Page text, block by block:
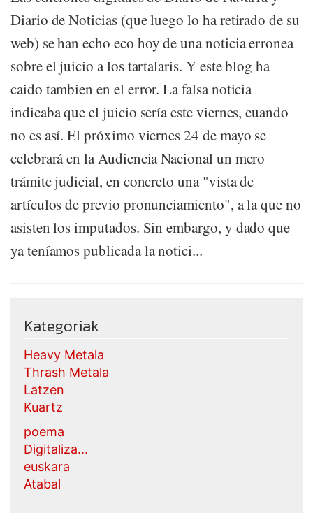
Diario de Noticias (que luego lo ha retirado de su
web) se han echo eco hoy de una noticia erronea
sobre el juicio a los tartalaris. Y este blog ha
caido tambien en el error. La falsa noticia
indicaba que el juicio sería este viernes, cuando
no es así. El próximo viernes 24 de mayo se
celebrará en la Audiencia Nacional un mero
trámite judicial, en concreto una "vista de
artículos de previo pronunciamiento", a la que no
asisten los imputados. Sin embargo, y dado que
ya teníamos publicada la notici...
Kategoriak
Heavy Metala
Thrash Metala
Latzen
Kuartz
poema
Digitaliza...
euskara
Atabal